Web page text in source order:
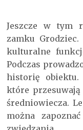
Jeszcze w tym
zamku
kulturalne
Podczas
historię obiektu.
które
średniowiecza.
można